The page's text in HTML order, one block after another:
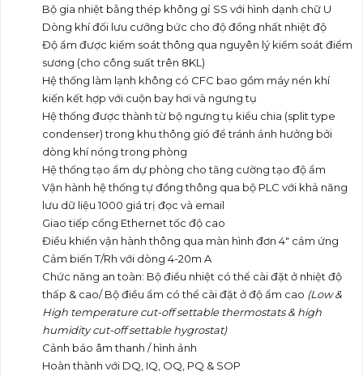
Bộ gia nhiệt bằng thép không gỉ SS với hình dạnh chữ U
Dòng khí đối lưu cưỡng bức cho độ đồng nhất nhiệt độ
Độ ẩm được kiểm soát thông qua nguyên lý kiểm soát điểm
sương (cho công suất trên 8KL)
Hệ thống làm lạnh không có CFC bao gồm máy nén khí
kiến kết hợp với cuộn bay hơi và ngưng tụ
Hệ thống được thành từ bộ ngưng tụ kiểu chia (split type
condenser) trong khu thông gió để tránh ảnh hưởng bởi
dòng khí nóng trong phòng
Hệ thống tạo ẩm dự phòng cho tăng cường tạo độ ẩm
Vận hành hệ thống tự đồng thông qua bộ PLC với khả năng
lưu dữ liệu 1000 giá trị đọc và email
Giao tiếp cổng Ethernet tốc độ cao
Điều khiển vận hành thông qua màn hình đơn 4" cảm ứng
Cảm biến T/Rh với dòng 4-20m A
Chức năng an toàn: Bộ điều nhiệt có thể cài đặt ở nhiệt độ
thấp & cao/ Bộ điều ẩm có thể cài đặt ở độ ẩm cao (Low &
High temperature cut-off settable thermostats & high
humidity cut-off settable hygrostat)
Cảnh báo âm thanh / hình ảnh
Hoàn thành với DQ, IQ, OQ, PQ & SOP